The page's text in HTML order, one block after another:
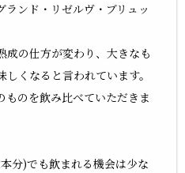
ンド・リゼルヴ・ブリュッ
成の仕方が変わり、大きなも
くなると言われています。
ものを飲み比べていただきま
分)でも飲まれる機会は少な